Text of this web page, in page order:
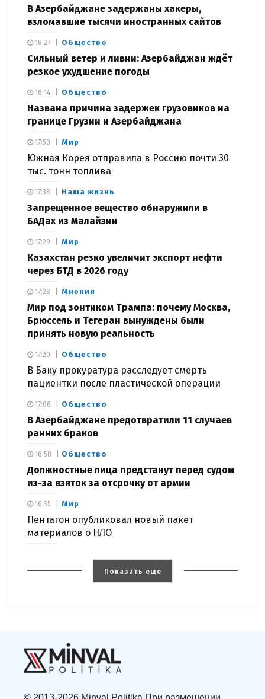
В Азербайджане задержаны хакеры,
взломавшие тысячи иностранных сайтов
Общество
Сильный ветер и ливни: Азербайджан ждёт
резкое ухудшение погоды
18:27
Общество
Названа причина задержек грузовиков на
границе Грузии и Азербайджана
18:14
Мир
Южная Корея отправила в Россию почти 30
тыс. тонн топлива
17:50
Наша жизнь
Запрещенное вещество обнаружили в
БАДах из Малайзии
17:38
Мир
Казахстан резко увеличит экспорт нефти
через БТД в 2026 году
17:29
Мнения
Мир под зонтиком Трампа: почему Москва,
Брюссель и Тегеран вынуждены были
принять новую реальность
17:28
Общество
В Баку прокуратура расследует смерть
пациентки после пластической операции
17:20
Общество
В Азербайджане предотвратили 11 случаев
ранних браков
17:06
Общество
Должностные лица предстанут перед судом
из-за взяток за отсрочку от армии
16:58
Мир
Пентагон опубликовал новый пакет
материалов о НЛО
16:35
Показать еще